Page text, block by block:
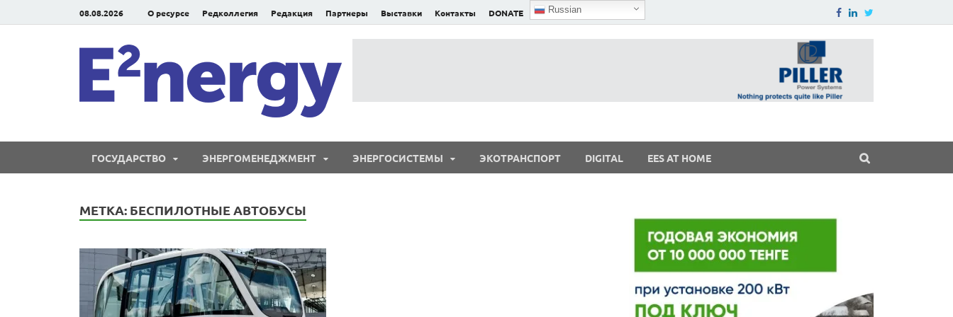
08.08.2026 О ресурсе Редколлегия Редакция Партнеры Выставки Контакты DONATE Russian
ГОСУДАРСТВО ЭНЕРГОМЕНЕДЖМЕНТ ЭНЕРГОСИСТЕМЫ ЭКОТРАНСПОРТ DIGITAL EES AT HOME
МЕТКА: БЕСПИЛОТНЫЕ АВТОБУСЫ